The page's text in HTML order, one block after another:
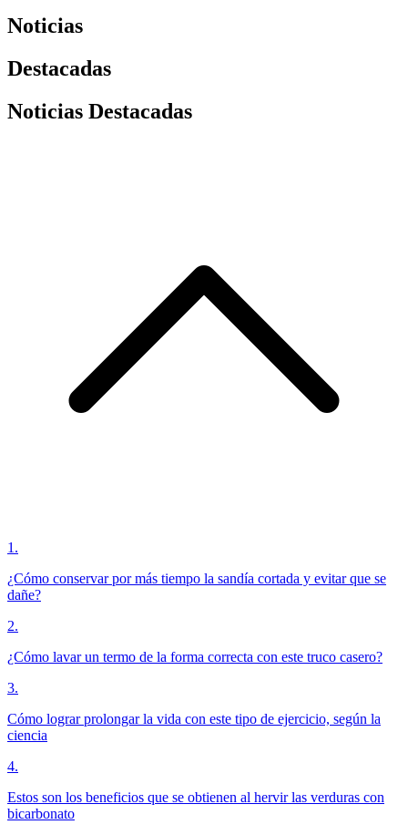
Noticias
Destacadas
Noticias Destacadas
1 .
¿Cómo conservar por más tiempo la sandía cortada y evitar que se
dañe?
2.
¿Cómo lavar un termo de la forma correcta con este truco casero?
3.
Cómo lograr prolongar la vida con este tipo de ejercicio, según la
ciencia
4.
Estos son los beneficios que se obtienen al hervir las verduras con
bicarbonato